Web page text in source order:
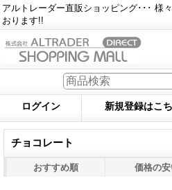
アルトレーダー直販ショッピング･･･ 様
おります!!
ログイン 新規登録はこ
チョコレート
おすすめ順 価格の